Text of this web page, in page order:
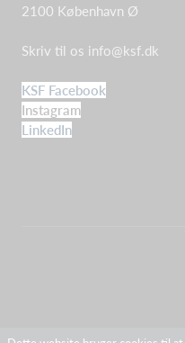
2100 København Ø
Skriv til os info@ksf.dk
KSF Facebook
Instagram
LinkedIn